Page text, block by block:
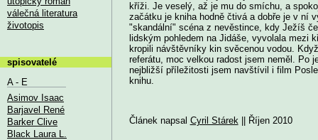
kříži. Je veselý, až je mu do smíchu, a
začátku je kniha hodně čtivá a dobře je v ní
"skandální" scéna z nevěstince, kdy Ježíš
lidským pohledem na Jidáše, vyvolala mezi
kropili návštěvníky kin svěcenou vodou.
referátu, moc velkou radost jsem neměl. Po
nejbližší příležitosti jsem navštívil i film
knihu.
Článek napsal Cyril Stárek || Říjen 2010
válečná literatura
životopis
spisovatelé
A - E
Asimov Isaac
Barjavel René
Barker Clive
Black Laura L.